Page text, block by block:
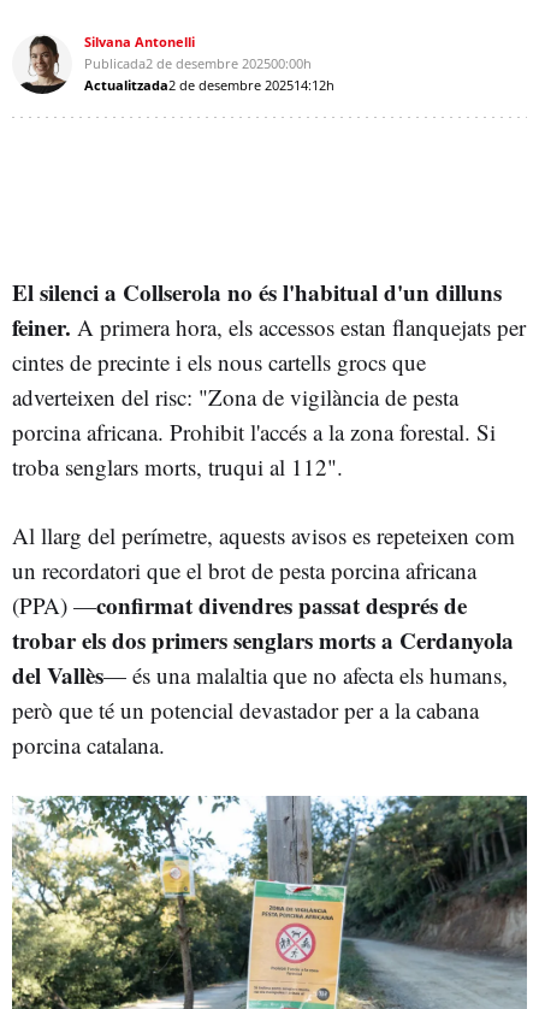
Silvana Antonelli
Publicada2 de desembre 202500:00h
Actualitzada2 de desembre 202514:12h
El silenci a Collserola no és l'habitual d'un dilluns
feiner. A primera hora, els accessos estan flanquejats per
cintes de precinte i els nous cartells grocs que
adverteixen del risc: "Zona de vigilància de pesta
porcina africana. Prohibit l'accés a la zona forestal. Si
troba senglars morts, truqui al 112".
Al llarg del perímetre, aquests avisos es repeteixen com
un recordatori que el brot de pesta porcina africana
(PPA) —confirmat divendres passat després de
trobar els dos primers senglars morts a Cerdanyola
del Vallès— és una malaltia que no afecta els humans,
però que té un potencial devastador per a la cabana
porcina catalana.